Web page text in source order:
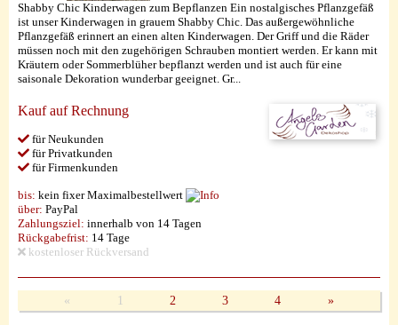
Shabby Chic Kinderwagen zum Bepflanzen Ein nostalgisches Pflanzgefäß
ist unser Kinderwagen in grauem Shabby Chic. Das außergewöhnliche
Pflanzgefäß erinnert an einen alten Kinderwagen. Der Griff und die Räder
müssen noch mit den zugehörigen Schrauben montiert werden. Er kann mit
Kräutern oder Sommerblüher bepflanzt werden und ist auch für eine
saisonale Dekoration wunderbar geeignet. Gr...
Kauf auf Rechnung
für Neukunden
für Privatkunden
für Firmenkunden
bis: kein fixer Maximalbestellwert
über: PayPal
Zahlungsziel: innerhalb von 14 Tagen
Rückgabefrist: 14 Tage
kostenloser Rückversand
« 1 2 3 4 »